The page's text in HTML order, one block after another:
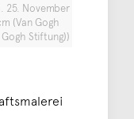
25. November
(Van Gogh
Stiftung))